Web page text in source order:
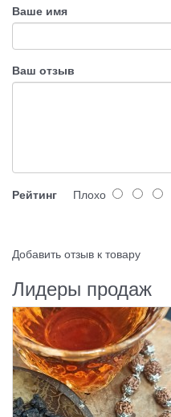
Ваше имя
Ваш отзыв
Рейтинг Плохо
Добавить отзыв к товару
Лидеры продаж